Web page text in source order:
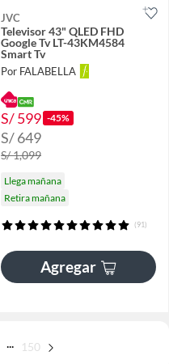
JVC
Televisor 43" QLED FHD
Google Tv LT-43KM4584
Smart Tv
Por FALABELLA
S/ 599 -45%
S/ 649
S/ 1,099
Llega mañana
Retira mañana
(91)
Agregar
150